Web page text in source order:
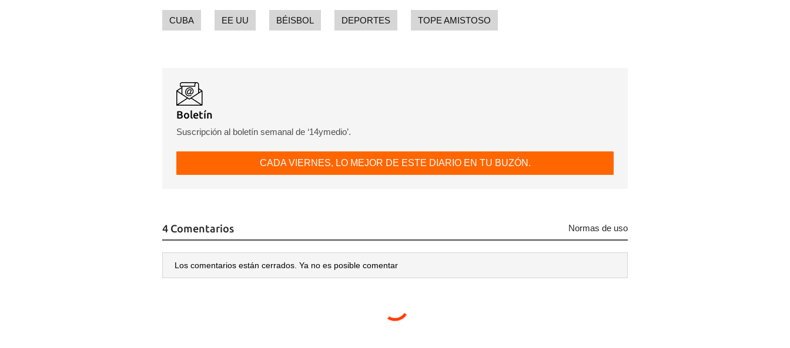
CUBA EE UU BÉISBOL DEPORTES TOPE AMISTOSO
Boletín
Suscripción al boletín semanal de ‘14ymedio’.
CADA VIERNES, LO MEJOR DE ESTE DIARIO EN TU BUZÓN.
4 Comentarios Normas de uso
Los comentarios están cerrados. Ya no es posible comentar